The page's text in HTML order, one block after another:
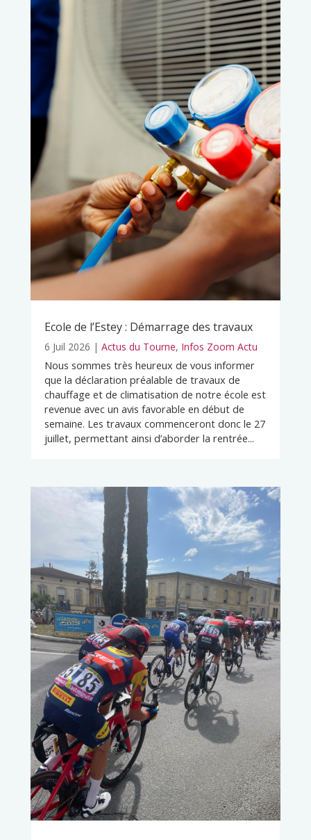
Ecole de l’Estey : Démarrage des travaux
6 Juil 2026 | Actus du Tourne, Infos Zoom Actu
Nous sommes très heureux de vous informer
que la déclaration préalable de travaux de
chauffage et de climatisation de notre école est
revenue avec un avis favorable en début de
semaine. Les travaux commenceront donc le 27
juillet, permettant ainsi d’aborder la rentrée...